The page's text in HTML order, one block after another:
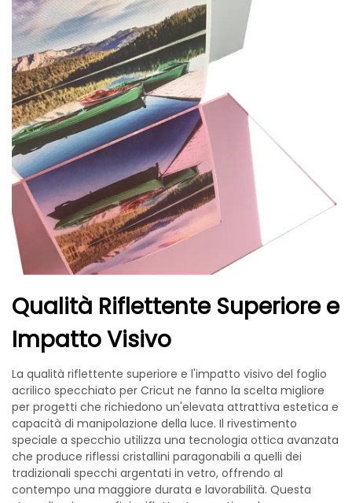
Qualità Riflettente Superiore e
Impatto Visivo
La qualità riflettente superiore e l'impatto visivo del foglio
acrilico specchiato per Cricut ne fanno la scelta migliore
per progetti che richiedono un'elevata attrattiva estetica e
capacità di manipolazione della luce. Il rivestimento
speciale a specchio utilizza una tecnologia ottica avanzata
che produce riflessi cristallini paragonabili a quelli dei
tradizionali specchi argentati in vetro, offrendo al
contempo una maggiore durata e lavorabilità. Questa